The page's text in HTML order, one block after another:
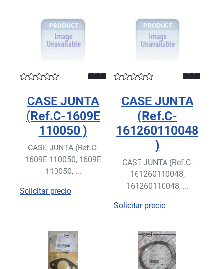
CASE JUNTA
(Ref.C-1609E
110050 )
CASE JUNTA (Ref.C-
1609E 110050, 1609E
110050, ...
Solicitar precio
CASE JUNTA
(Ref.C-
161260110048
)
CASE JUNTA (Ref.C-
161260110048,
161260110048, ...
Solicitar precio